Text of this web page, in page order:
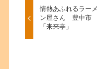
情熱あふれるラーメ
ン屋さん 豊中市
「来来亭」